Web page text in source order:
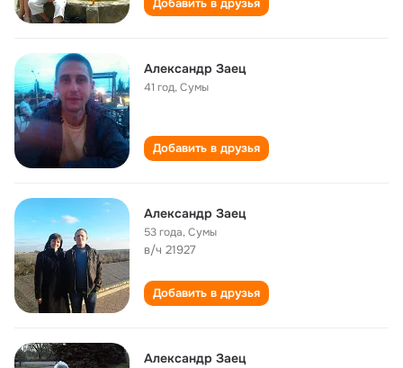
Добавить в друзья
Александр Заец
41 год,Сумы
Добавить в друзья
Александр Заец
53 года,Сумы
в/ч 21927
Добавить в друзья
Александр Заец